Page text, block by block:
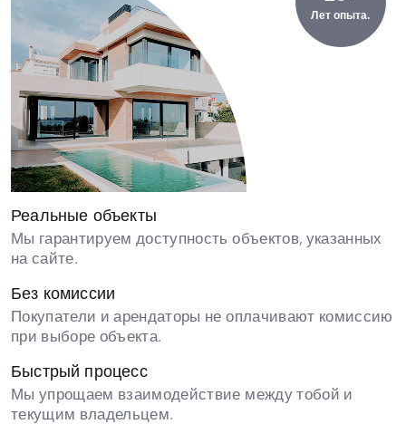
Лет опыта.
Реальные объекты
Мы гарантируем доступность объектов, указанных
на сайте.
Без комиссии
Покупатели и арендаторы не оплачивают комиссию
при выборе объекта.
Быстрый процесс
Мы упрощаем взаимодействие между тобой и
текущим владельцем.